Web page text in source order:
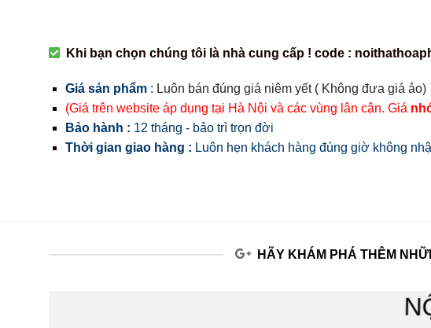
Khi bạn chọn chúng tôi là nhà cung cấp ! code :
Giá sản phẩm: Luôn bán đúng giá niêm yết ( Không đưa giá ảo)
(Giá trên website áp dụng tại Hà Nội và các vùng lân cận. Giá
Bảo hành : 12 tháng - bảo trì trọn đời
Thời gian giao hàng : Luôn hẹn khách hàng đúng giờ không
HÃY KHÁM PHÁ THÊM